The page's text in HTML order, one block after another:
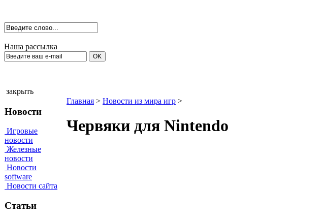
Наша рассылка
закрыть
Новости
Игровые
новости
Железные
новости
Новости
software
Новости сайта
Статьи
Главная > Новости из мира игр >
Червяки для Nintendo